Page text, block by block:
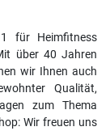
für Heimfitness
über 40 Jahren
wir Ihnen auch
Qualität,
zum Thema
Wir freuen uns